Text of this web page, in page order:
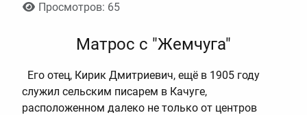
Просмотров: 65
Матрос с "Жемчуга"
Его отец, Кирик Дмитриевич, ещё в 1905 году
служил сельским писарем в Качуге,
расположенном далеко не только от центров